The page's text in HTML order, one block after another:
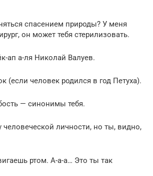
спасением природы? У меня
он может тебя стерилизовать.
ап а-ля Николай Валуев.
(если человек родился в год Петуха).
— синонимы тебя.
человеческой личности, но ты, видно,
ртом. А-а-а… Это ты так